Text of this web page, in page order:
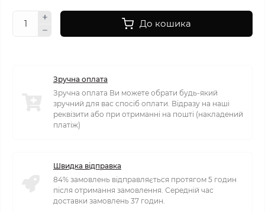
До кошика
Зручна оплата
Зручна оплата Ви можете обрати будь-який
зручний для вас спосіб оплати. Відразу на наші
реквізити або при отриманні на пошті (накладений
платіж)
Швидка відправка
84% замовлень відправляється протягом 5 годин
після отримання замовлення. Середній час
доставки замовлень 37 годин.